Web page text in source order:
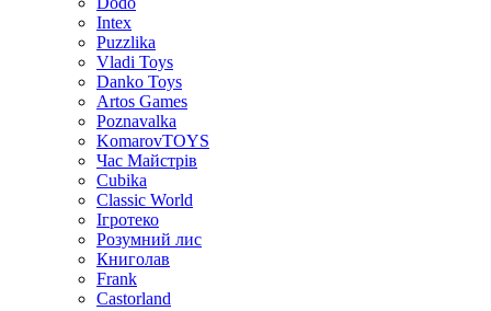
Intex
Puzzlika
Vladi Toys
Danko Toys
Artos Games
Poznavalka
KomarovTOYS
Час Майстрів
Cubika
Classic World
Ігротеко
Розумний лис
Книголав
Frank
Castorland